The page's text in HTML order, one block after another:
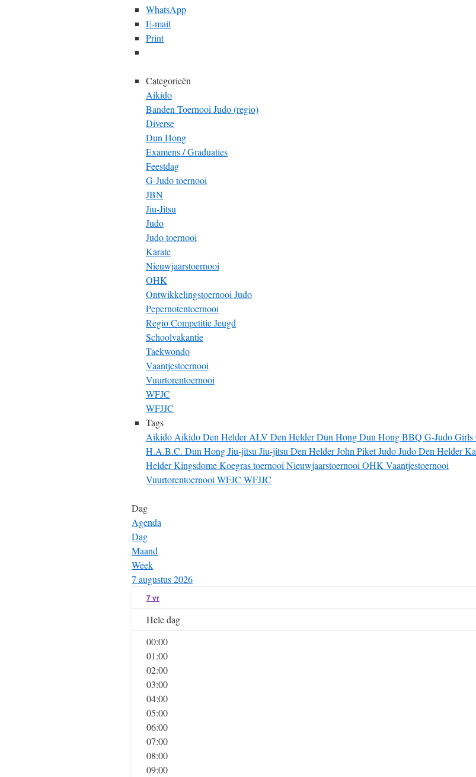
WhatsApp
E-mail
Print
Categorieën
Aikido
Banden Toernooi Judo (regio)
Diverse
Dun Hong
Examens / Graduaties
Feestdag
G-Judo toernooi
JBN
Jiu-Jitsu
Judo
Judo toernooi
Karate
Nieuwjaarstoernooi
OHK
Ontwikkelingstoernooi Judo
Pepernotentoernooi
Regio Competitie Jeugd
Schoolvakantie
Taekwondo
Vaantjestoernooi
Vuurtorentoernooi
WFJC
WFJJC
Tags
Aikido Aikido Den HelderALV Den HelderDun HongDun Hong BBQ G-JudoGirls
H.A.B.C. Dun HongJiu-jitsu Jiu-jitsu Den HelderJohn PiketJudoJudo Den Helder
HelderKingsdomeKoegras toernooi Nieuwjaarstoernooi OHK Vaantjestoernooi
Vuurtorentoernooi WFJC WFJJC
Dag
Agenda
Dag
Maand
Week
7 augustus 2026
7vr
Hele dag
00:00
01:00
02:00
03:00
04:00
05:00
06:00
07:00
08:00
09:00